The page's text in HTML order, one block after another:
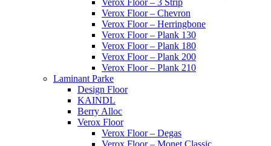
Verox Floor – 3 Strip
Verox Floor – Chevron
Verox Floor – Herringbone
Verox Floor – Plank 130
Verox Floor – Plank 180
Verox Floor – Plank 200
Verox Floor – Plank 210
Laminant Parke
Design Floor
KAINDL
Berry Alloc
Verox Floor
Verox Floor – Degas
Verox Floor – Monet Classic